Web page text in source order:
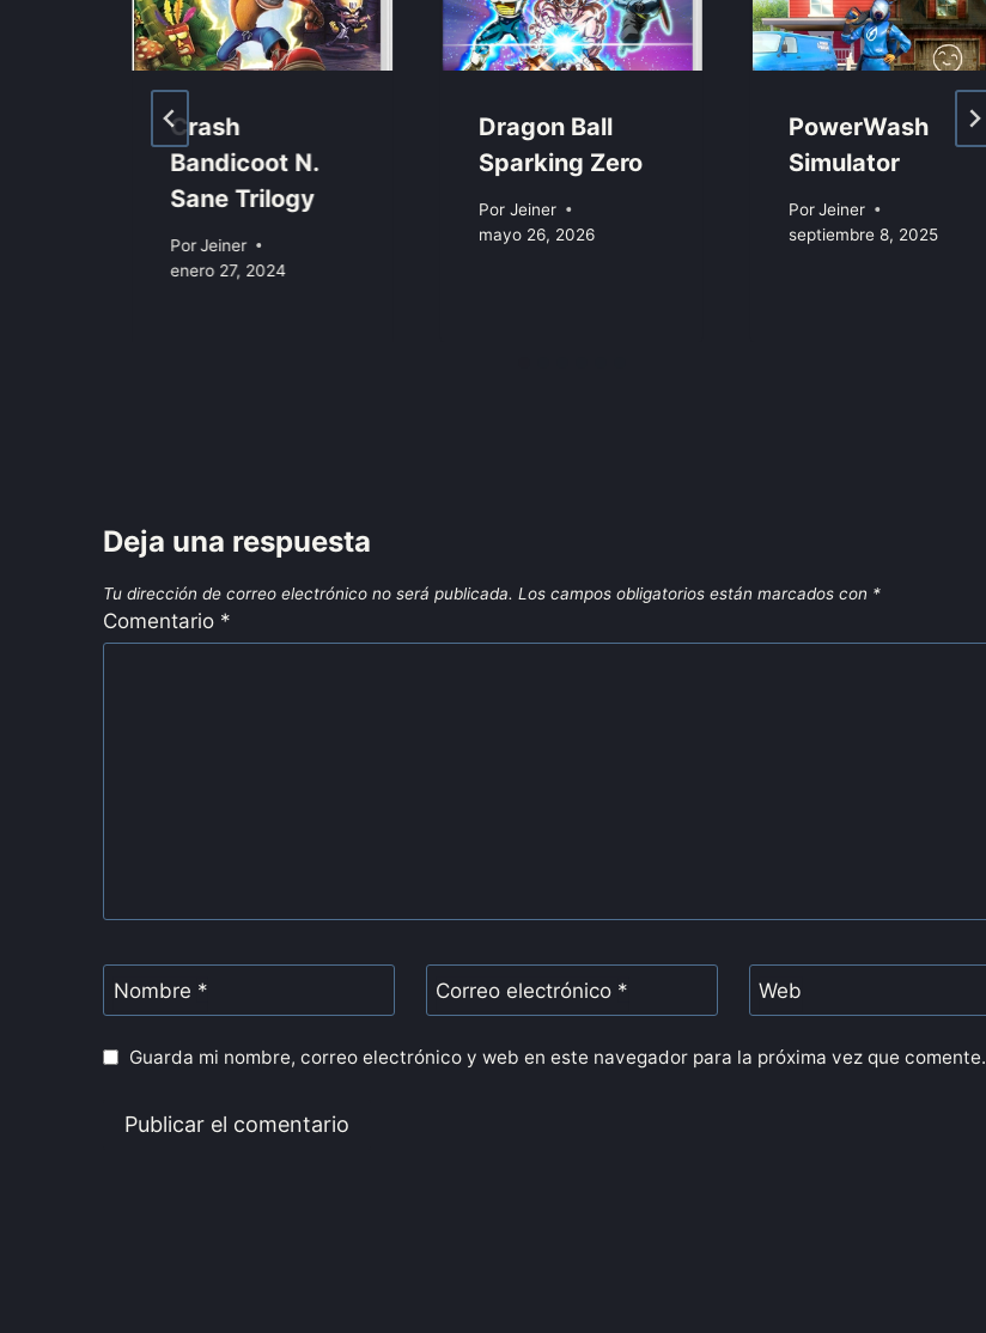
Crash
Bandicoot N.
Sane Trilogy
PorJeiner
enero 27, 2024
Dragon Ball
Sparking Zero
Por Jeiner
mayo 26, 2026
PowerWash
Simulator
Por Jeiner
septiembre 8, 2025
Deja una respuesta
Tu dirección de correo electrónico no será publicada. Los campos obligatorios están marcados con *
Comentario *
Nombre * Correo electrónico * Web
Guarda mi nombre, correo electrónico y web en este navegador para la próxima vez que comente.